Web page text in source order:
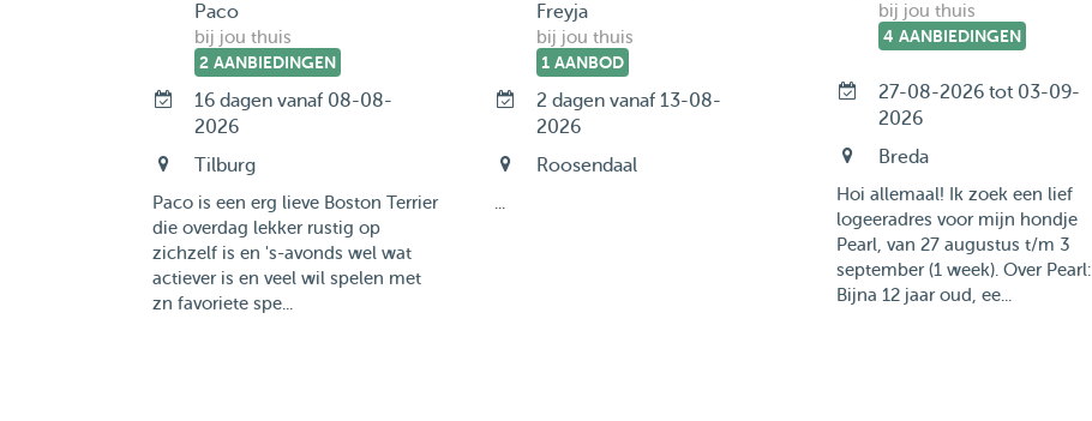
Paco
bij jou thuis
2 AANBIEDINGEN
16 dagen vanaf 08-08-
2026
Tilburg
Paco is een erg lieve Boston Terrier
die overdag lekker rustig op
zichzelf is en 's-avonds wel wat
actiever is en veel wil spelen met
zn favoriete spe...
Freyja
bij jou thuis
1 AANBOD
2 dagen vanaf 13-08-
2026
Roosendaal
...
bij jou thuis
4 AANBIEDINGEN
27-08-2026 tot 03-09-
2026
Breda
Hoi allemaal! Ik zoek een lief
logeeradres voor mijn hondje
Pearl, van 27 augustus t/m 3
september (1 week). Over Pearl:
Bijna 12 jaar oud, ee...